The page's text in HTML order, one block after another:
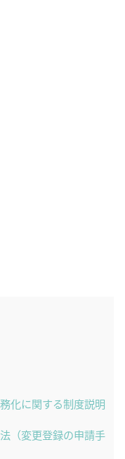
化に関する制度説明
（変更登録の申請手